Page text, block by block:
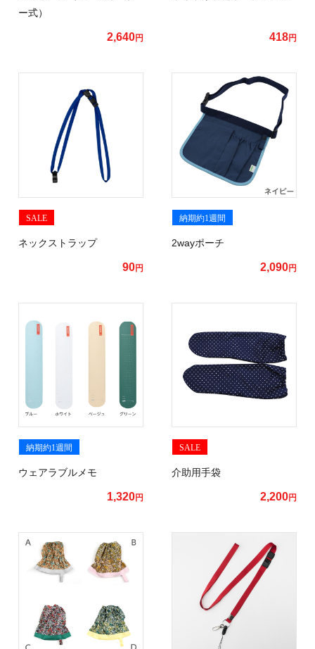
ー式）
2,640円 418円
SALE
ネックストラップ
90円
納期約1週間
2wayポーチ
2,090円
納期約1週間
ウェアラブルメモ
1,320円
SALE
介助用手袋
2,200円